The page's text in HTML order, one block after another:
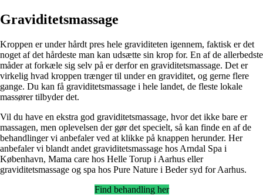
Graviditetsmassage
Kroppen er under hårdt pres hele graviditeten igennem, faktisk er det
noget af det hårdeste man kan udsætte sin krop for. En af de allerbedste
måder at forkæle sig selv på er derfor en graviditetsmassage. Det er
virkelig hvad kroppen trænger til under en graviditet, og gerne flere
gange. Du kan få graviditetsmassage i hele landet, de fleste lokale
massører tilbyder det.
Vil du have en ekstra god graviditetsmassage, hvor det ikke bare er
massagen, men oplevelsen der gør det specielt, så kan finde en af de
behandlinger vi anbefaler ved at klikke på knappen herunder. Her
anbefaler vi blandt andet graviditetsmassage hos Arndal Spa i
København, Mama care hos Helle Torup i Aarhus eller
graviditetsmassage og spa hos Pure Nature i Bedersyd for Aarhus.
Find behandling her